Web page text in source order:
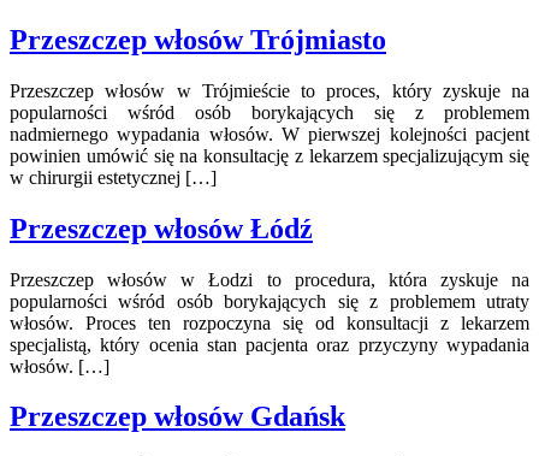
Przeszczep włosów Trójmiasto
Przeszczep włosów w Trójmieście to proces, który zyskuje na
popularności wśród osób borykających się z problemem
nadmiernego wypadania włosów. W pierwszej kolejności pacjent
powinien umówić się na konsultację z lekarzem specjalizującym się
w chirurgii estetycznej […]
Przeszczep włosów Łódź
Przeszczep włosów w Łodzi to procedura, która zyskuje na
popularności wśród osób borykających się z problemem utraty
włosów. Proces ten rozpoczyna się od konsultacji z lekarzem
specjalistą, który ocenia stan pacjenta oraz przyczyny wypadania
włosów. […]
Przeszczep włosów Gdańsk